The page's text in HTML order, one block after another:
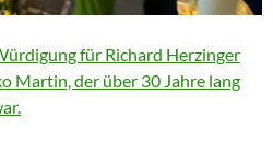
für Richard Herzinger
Martin, der über 30 Jahre lang